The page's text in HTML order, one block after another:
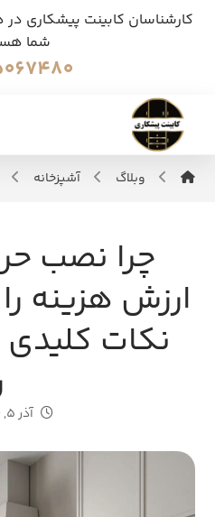
کارشناسان کابینت پیشکاری
شما
وبلاگ آشپزخانه
چرا نصب
ارزش هزینه را
نکات
آذر 5, 1404